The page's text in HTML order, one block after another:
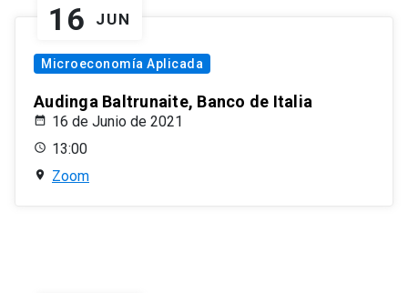
16 JUN
Microeconomía Aplicada
Audinga Baltrunaite, Banco de Italia
16 de Junio de 2021
13:00
Zoom